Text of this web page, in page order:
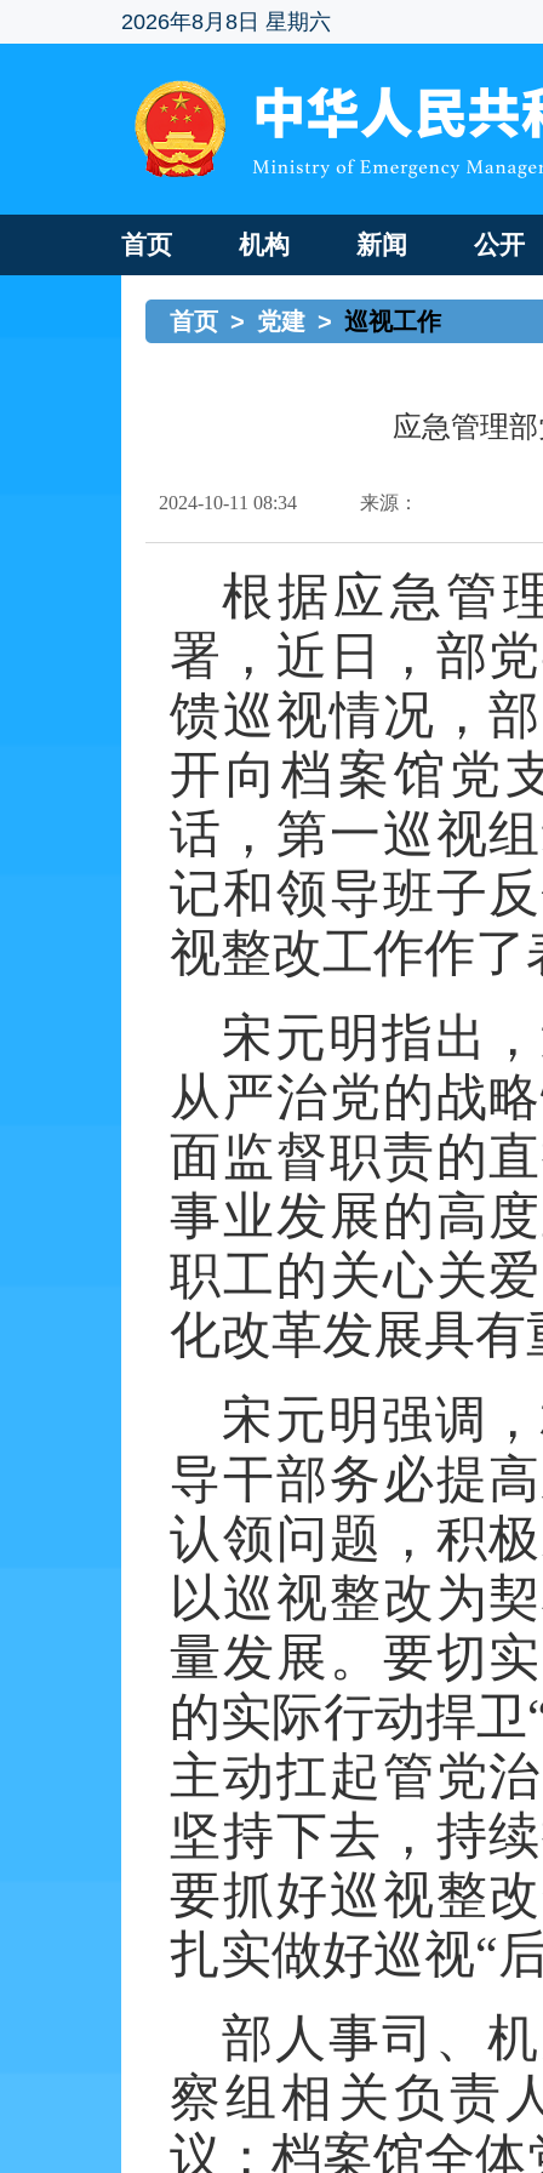
2026年8月8日 星期六
首页 机构 新闻 公开
首页 > 党建 > 巡视工作
应急管理
2024-10-11 08:34 来源：
根据应急管
署，近日，部
馈巡视情况，
开向档案馆党
话，第一巡视
记和领导班子
视整改工作作了
宋元明指出
从严治党的战
面监督职责的
事业发展的高
职工的关心关
化改革发展具
宋元明强调
导干部务必提
认领问题，积
以巡视整改为
量发展。要切
的实际行动捍卫
主动扛起管党
坚持下去，持
要抓好巡视整
扎实做好巡视“
部人事司、
察组相关负责
议；档案馆全